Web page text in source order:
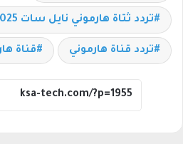
تردد ثتاة هارموني نايل سات 2025
تردد قناة هارموني قناة